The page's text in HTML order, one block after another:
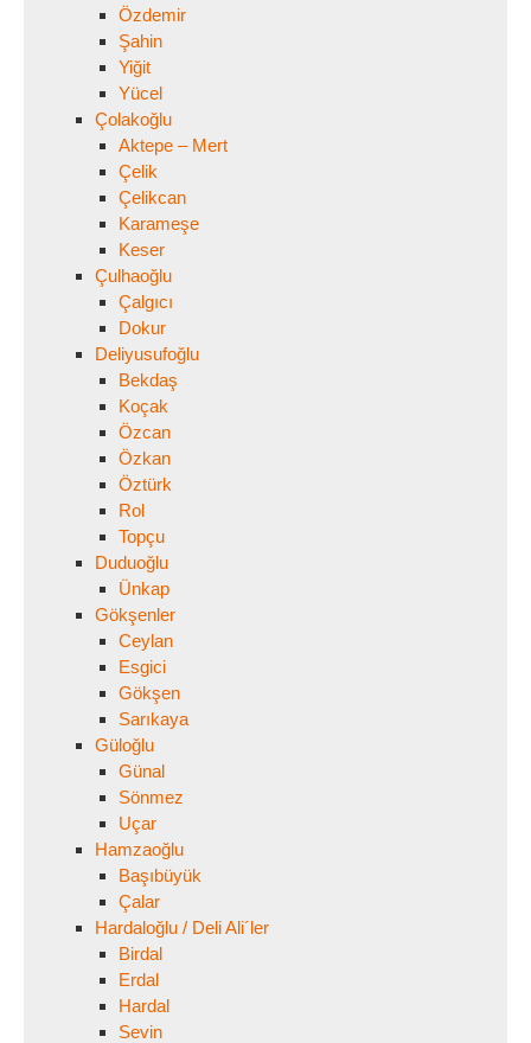
Özdemir
Şahin
Yiğit
Yücel
Çolakoğlu
Aktepe – Mert
Çelik
Çelikcan
Karameşe
Keser
Çulhaoğlu
Çalgıcı
Dokur
Deliyusufoğlu
Bekdaş
Koçak
Özcan
Özkan
Öztürk
Rol
Topçu
Duduoğlu
Ünkap
Gökşenler
Ceylan
Esgici
Gökşen
Sarıkaya
Güloğlu
Günal
Sönmez
Uçar
Hamzaoğlu
Başıbüyük
Çalar
Hardaloğlu / Deli Ali´ler
Birdal
Erdal
Hardal
Sevin